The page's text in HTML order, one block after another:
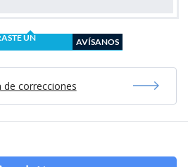
UN
AVÍSANOS
de correcciones